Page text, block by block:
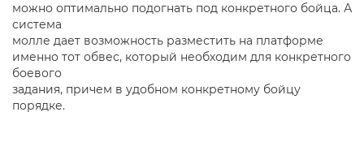
можно оптимально подогнать под конкретного бойца. А
система
молле дает возможность разместить на платформе
именно тот обвес, который необходим для конкретного
боевого
задания, причем в удобном конкретному бойцу
порядке.